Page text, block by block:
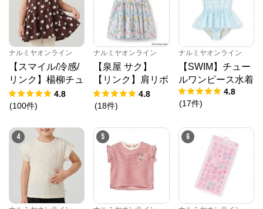
ナルミヤオンライン
【スマイル/冷感/
リンク】楊柳チュ
ニック
4.8
(100件)
ナルミヤオンライン
【泉屋 サク】
【リンク】肩リボ
ンフラワーキャッ
トワンピース
4.8
(18件)
ナルミヤオンライン
【SWIM】チュー
ルワンピース水着
4.8
(17件)
4 5 6